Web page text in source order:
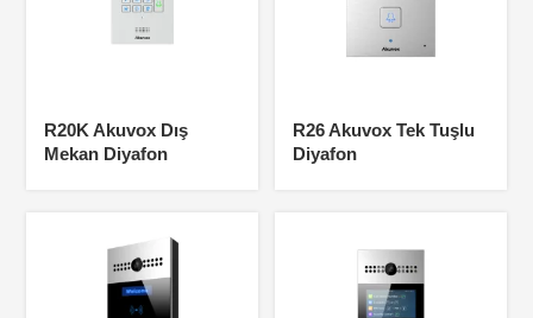
R20K Akuvox Dış
Mekan Diyafon
R26 Akuvox Tek Tuşlu
Diyafon